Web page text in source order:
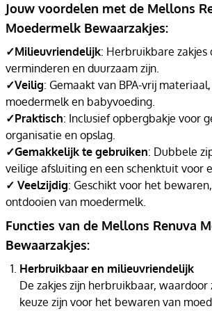
Jouw voordelen met de Mellons
Moedermelk Bewaarzakjes:
✓Milieuvriendelijk: Herbruikbare zakjes
verminderen en duurzaam zijn.
✓Veilig: Gemaakt van BPA-vrij
moedermelk en babyvoeding.
✓Praktisch: Inclusief opbergbakje voor
organisatie en opslag.
✓Gemakkelijk te gebruiken: Dubbele
veilige afsluiting en een schenktuit voor
✓ Veelzijdig: Geschikt voor het
ontdooien van moedermelk.
Functies van de Mellons Renuva
Bewaarzakjes:
Herbruikbaar en milieuvriendelijk
De zakjes zijn herbruikbaar, waardoor
keuze zijn voor het bewaren van